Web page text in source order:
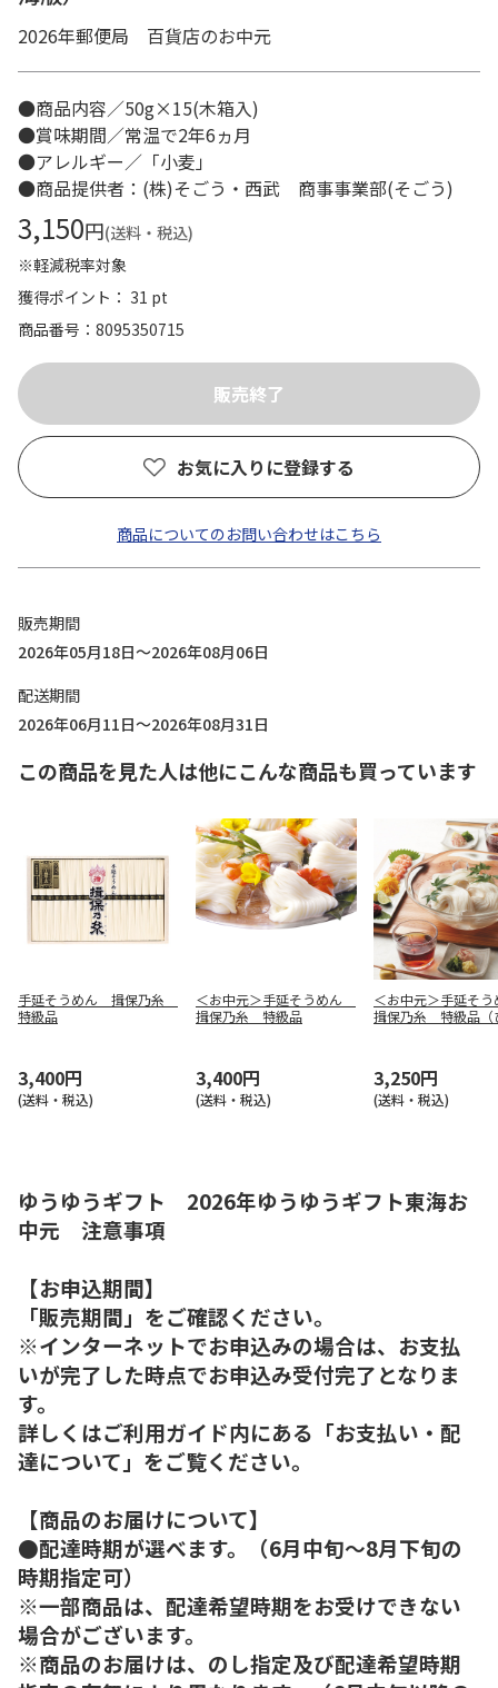
2026年郵便局 百貨店のお中元
●商品内容／50g×15(木箱入)
●賞味期間／常温で2年6ヵ月
●アレルギー／「小麦」
●商品提供者：(株)そごう・西武 商事事業部(そごう)
3,150円(送料・税込)
※軽減税率対象
獲得ポイント： 31 pt
商品番号
8095350715
お気に入りに登録する
商品についてのお問い合わせはこちら
販売期間
2026年05月18日～2026年08月06日
配送期間
2026年06月11日～2026年08月31日
この商品を見た人は他にこんな商品も買っています
手延そうめん 揖保乃糸
特級品
3,400円
(送料・税込)
＜お中元＞手延そうめん
揖保乃糸 特級品
3,400円
(送料・税込)
＜お中元＞手延そ
揖保乃糸 特級品（
3,250円
(送料・税込)
ゆうゆうギフト 2026年ゆうゆうギフト東海お
中元 注意事項
【お申込期間】
「販売期間」をご確認ください。
※インターネットでお申込みの場合は、お支払
いが完了した時点でお申込み受付完了となりま
す。
詳しくはご利用ガイド内にある「お支払い・配
達について」をご覧ください。
【商品のお届けについて】
●配達時期が選べます。（6月中旬～8月下旬の
時期指定可）
※一部商品は、配達希望時期をお受けできない
場合がございます。
※商品のお届けは、のし指定及び配達希望時期